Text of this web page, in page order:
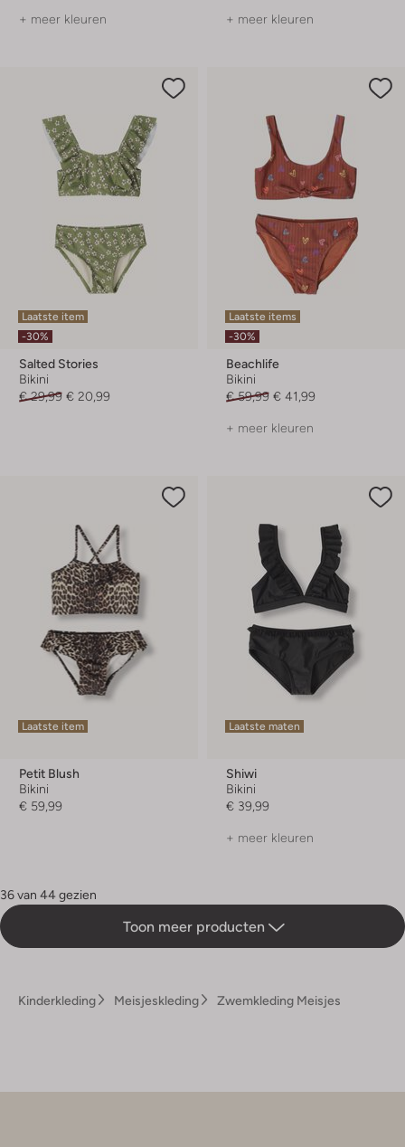
+ meer kleuren + meer kleuren
Laatste item
-30%
Salted Stories
Bikini
€ 29,99 € 20,99
Laatste items
-30%
Beachlife
Bikini
€ 59,99 € 41,99
+ meer kleuren
Laatste item
Petit Blush
Bikini
€ 59,99
Laatste maten
Shiwi
Bikini
€ 39,99
+ meer kleuren
36 van 44 gezien
Toon meer producten
Kinderkleding Meisjeskleding Zwemkleding Meisjes